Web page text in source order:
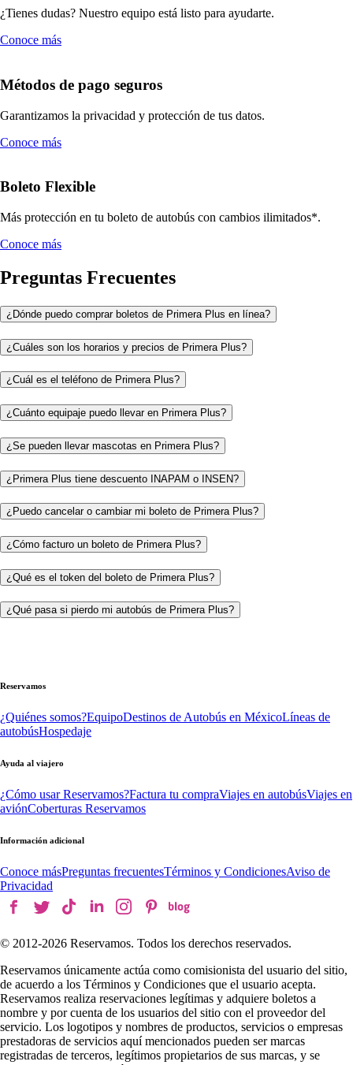
¿Tienes dudas? Nuestro equipo está listo para ayudarte.
Conoce más
Métodos de pago seguros
Garantizamos la privacidad y protección de tus datos.
Conoce más
Boleto Flexible
Más protección en tu boleto de autobús con cambios ilimitados*.
Conoce más
Preguntas Frecuentes
¿Dónde puedo comprar boletos de Primera Plus en línea?
¿Cuáles son los horarios y precios de Primera Plus?
¿Cuál es el teléfono de Primera Plus?
¿Cuánto equipaje puedo llevar en Primera Plus?
¿Se pueden llevar mascotas en Primera Plus?
¿Primera Plus tiene descuento INAPAM o INSEN?
¿Puedo cancelar o cambiar mi boleto de Primera Plus?
¿Cómo facturo un boleto de Primera Plus?
¿Qué es el token del boleto de Primera Plus?
¿Qué pasa si pierdo mi autobús de Primera Plus?
Reservamos
¿Quiénes somos?EquipoDestinos de Autobús en MéxicoLíneas de
autobúsHospedaje
Ayuda al viajero
¿Cómo usar Reservamos?Factura tu compraViajes en autobúsViajes en
aviónCoberturas Reservamos
Información adicional
Conoce másPreguntas frecuentesTérminos y CondicionesAviso de
Privacidad
© 2012-2026 Reservamos. Todos los derechos reservados.
Reservamos únicamente actúa como comisionista del usuario del sitio,
de acuerdo a los Términos y Condiciones que el usuario acepta.
Reservamos realiza reservaciones legítimas y adquiere boletos a
nombre y por cuenta de los usuarios del sitio con el proveedor del
servicio. Los logotipos y nombres de productos, servicios o empresas
prestadoras de servicios aquí mencionados pueden ser marcas
registradas de terceros, legítimos propietarios de sus marcas, y se